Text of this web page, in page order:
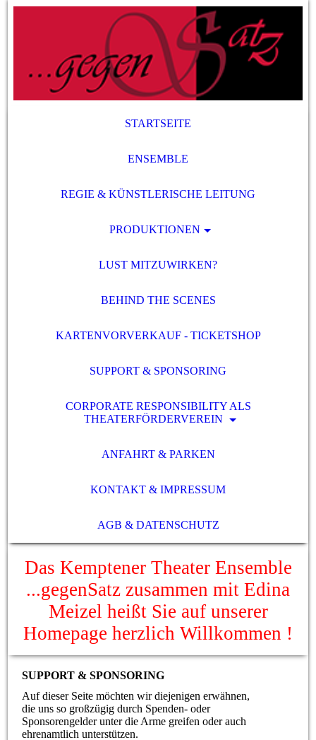
STARTSEITE
ENSEMBLE
REGIE & KÜNSTLERISCHE LEITUNG
PRODUKTIONEN
LUST MITZUWIRKEN?
BEHIND THE SCENES
KARTENVORVERKAUF - TICKETSHOP
SUPPORT & SPONSORING
CORPORATE RESPONSIBILITY ALS
THEATERFÖRDERVEREIN
ANFAHRT & PARKEN
KONTAKT & IMPRESSUM
AGB & DATENSCHUTZ
Das Kemptener Theater Ensemble
...gegenSatz zusammen mit Edina
Meizel heißt Sie auf unserer
Homepage herzlich Willkommen !
SUPPORT & SPONSORING
Auf dieser Seite möchten wir diejenigen erwähnen,
die uns so großzügig durch Spenden- oder
Sponsorengelder unter die Arme greifen oder auch
ehrenamtlich unterstützen.